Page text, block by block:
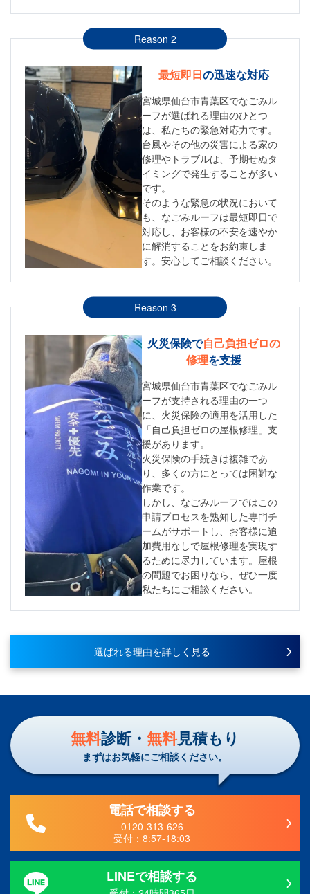
Reason 2
最短即日の迅速な対応
宮城県仙台市青葉区でなごみル
ーフが選ばれる理由のひとつ
は、私たちの緊急対応力です。
台風やその他の災害による家の
修理やトラブルは、予期せぬタ
イミングで発生することが多い
です。
そのような緊急の状況において
も、なごみルーフは最短即日で
対応し、お客様の不安を速やか
に解消することをお約束しま
す。安心してご相談ください。
Reason 3
火災保険で自己負担ゼロの
修理を支援
宮城県仙台市青葉区でなごみル
ーフが支持される理由の一つ
に、火災保険の適用を活用した
「自己負担ゼロの屋根修理」支
援があります。
火災保険の手続きは複雑であ
り、多くの方にとっては困難な
作業です。
しかし、なごみルーフではこの
申請プロセスを熟知した専門チ
ームがサポートし、お客様に追
加費用なしで屋根修理を実現す
るために尽力しています。屋根
の問題でお困りなら、ぜひ一度
私たちにご相談ください。
選ばれる理由を詳しく見る
無料診断・ 無料見積もり
まずはお気軽にご相談ください。
電話で相談する
0120-313-626
受付：8:57-18:03
LINEで相談する